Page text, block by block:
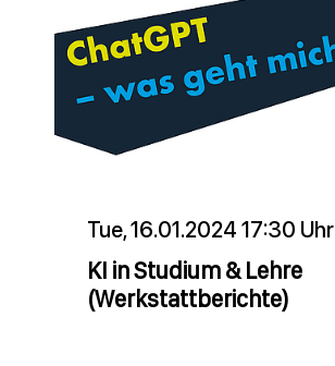
Tue, 16.01.2024 17:30 Uhr
KI in Studium & Lehre
(Werkstattberichte)